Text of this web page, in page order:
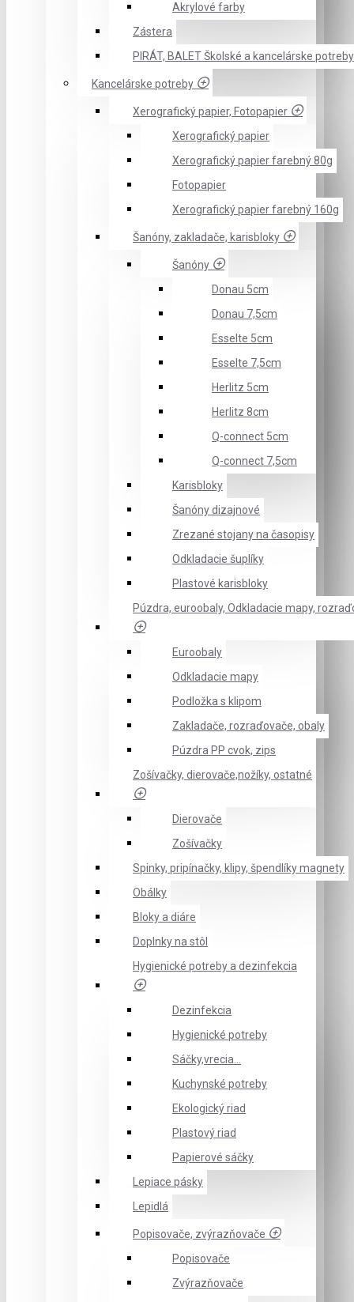
Akrylové farby
Zástera
PIRÁT, BALET Školské a kancelárske potreby
Kancelárske potreby
Xerografický papier, Fotopapier
Xerografický papier
Xerografický papier farebný 80g
Fotopapier
Xerografický papier farebný 160g
Šanóny, zakladače, karisbloky
Šanóny
Donau 5cm
Donau 7,5cm
Esselte 5cm
Esselte 7,5cm
Herlitz 5cm
Herlitz 8cm
Q-connect 5cm
Q-connect 7,5cm
Karisbloky
Šanóny dizajnové
Zrezané stojany na časopisy
Odkladacie šuplíky
Plastové karisbloky
Púzdra, euroobaly, Odkladacie mapy,
Euroobaly
Odkladacie mapy
Podložka s klipom
Zakladače, rozraďovače, obaly
Púzdra PP cvok, zips
Zošívačky, dierovače,nožíky, ostatné
Dierovače
Zošívačky
Spinky, pripínačky, klipy, špendlíky magnety
Obálky
Bloky a diáre
Doplnky na stôl
Hygienické potreby a dezinfekcia
Dezinfekcia
Hygienické potreby
Sáčky,vrecia...
Kuchynské potreby
Ekologický riad
Plastový riad
Papierové sáčky
Lepiace pásky
Lepidlá
Popisovače, zvýrazňovače
Popisovače
Zvýrazňovače